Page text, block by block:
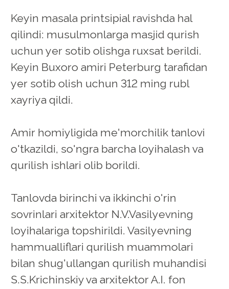
Keyin masala printsipial ravishda hal
qilindi: musulmonlarga masjid qurish
uchun yer sotib olishga ruxsat berildi.
Keyin Buxoro amiri Peterburg tarafidan
yer sotib olish uchun 312 ming rubl
xayriya qildi.
Amir homiyligida me'morchilik tanlovi
o'tkazildi, so'ngra barcha loyihalash va
qurilish ishlari olib borildi.
Tanlovda birinchi va ikkinchi o'rin
sovrinlari arxitektor N.V.Vasilyevning
loyihalariga topshirildi. Vasilyevning
hammualliflari qurilish muammolari
bilan shug'ullangan qurilish muhandisi
S.S.Krichinskiy va arxitektor A.I. fon